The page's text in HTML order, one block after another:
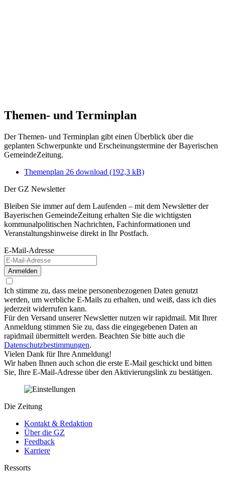
Themen- und Terminplan
Der Themen- und Terminplan gibt einen Überblick über die
geplanten Schwerpunkte und Erscheinungstermine der Bayerischen
GemeindeZeitung.
Themenplan 26 download (192,3 kB)
Der GZ Newsletter
Bleiben Sie immer auf dem Laufenden – mit dem Newsletter der
Bayerischen GemeindeZeitung erhalten Sie die wichtigsten
kommunalpolitischen Nachrichten, Fachinformationen und
Veranstaltungshinweise direkt in Ihr Postfach.
E-Mail-Adresse
Anmelden
Ich stimme zu, dass meine personenbezogenen Daten genutzt
werden, um werbliche E-Mails zu erhalten, und weiß, dass ich dies
jederzeit widerrufen kann.
Für den Versand unserer Newsletter nutzen wir rapidmail. Mit Ihrer
Anmeldung stimmen Sie zu, dass die eingegebenen Daten an
rapidmail übermittelt werden. Beachten Sie bitte auch die
Datenschutzbestimmungen.
Vielen Dank für Ihre Anmeldung!
Wir haben Ihnen auch schon die erste E-Mail geschickt und bitten
Sie, Ihre E-Mail-Adresse über den Aktivierungslink zu bestätigen.
Die Zeitung
Kontakt & Redaktion
Über die GZ
Feedback
Karriere
Ressorts